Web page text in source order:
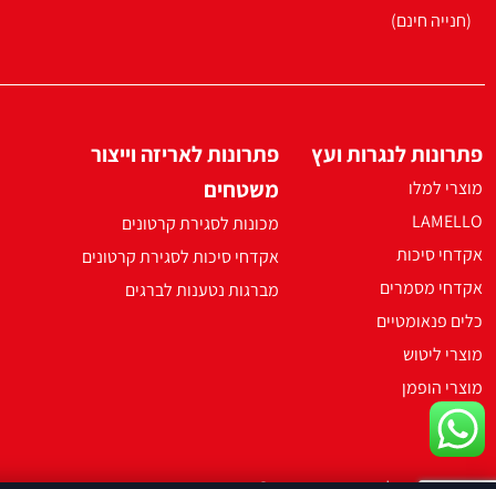
(חנייה חינם)
פתרונות לנגרות ועץ
מוצרי למלו
LAMELLO
אקדחי סיכות
אקדחי מסמרים
כלים פנאומטיים
מוצרי ליטוש
מוצרי הופמן
פתרונות לאריזה וייצור
משטחים
מכונות לסגירת קרטונים
אקדחי סיכות לסגירת קרטונים
מברגות נטענות לברגים